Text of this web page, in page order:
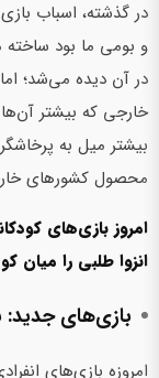
در گذشته، اسباب
و بومی ما بود
در آن دیده می‌شد؛
خارجی که بیشتر
بیشتر میل به
محصول کشورهای
امروز بازی‌های
انزوا طلبی را میان
بازی‌های جدید:
امروزه بازی‌های